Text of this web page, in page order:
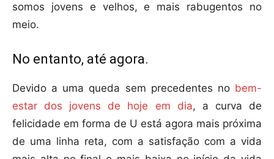
somos jovens e velhos, e mais rabugentos no
meio.
No entanto, até agora.
Devido a uma queda sem precedentes no bem-
estar dos jovens de hoje em dia, a curva de
felicidade em forma de U está agora mais próxima
de uma linha reta, com a satisfação com a vida